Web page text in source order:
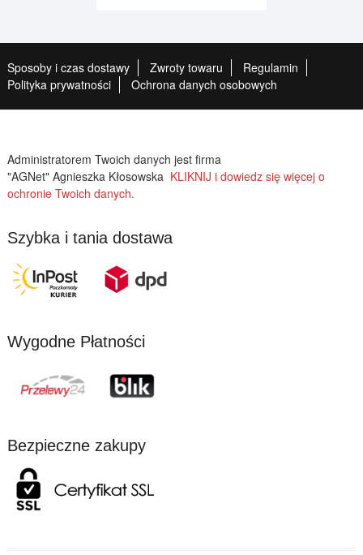
Sposoby i czas dostawy Zwroty towaru
Regulamin
Polityka prywatności
Ochrona danych osobowych
Administratorem Twoich danych jest firma
"AGNet" Agnieszka Kłosowska KLIKNIJ i dowiedz się więcej o
ochronie Twoich danych.
Szybka i tania dostawa
Wygodne Płatności
Bezpieczne zakupy